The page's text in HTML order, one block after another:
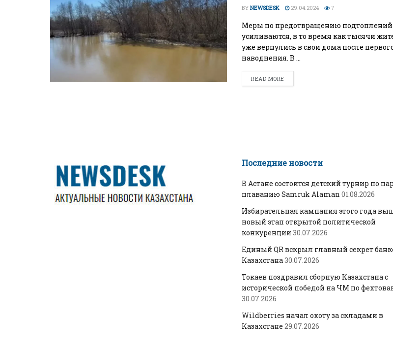
BY NEWSDESK 29.04.2024 7
Меры по предотвращению подтоплений
усиливаются, в то время как тысячи
уже вернулись в свои дома после
наводнения. В ...
READ MORE
Последние новости
В Астане состоится детский турнир по
плаванию Samruk Alaman 01.08.2026
Избирательная кампания этого года
новый этап открытой политической
конкуренции 30.07.2026
Единый QR вскрыл главный секрет
Казахстана30.07.2026
Токаев поздравил сборную Казахстана с
исторической победой на ЧМ по
30.07.2026
Wildberries начал охоту за складами в
Казахстане 29.07.2026